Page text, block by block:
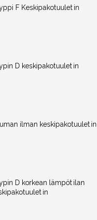
F Keskipakotuuletin
D keskipakotuuletin
ilman keskipakotuuletin
D korkean lämpötilan